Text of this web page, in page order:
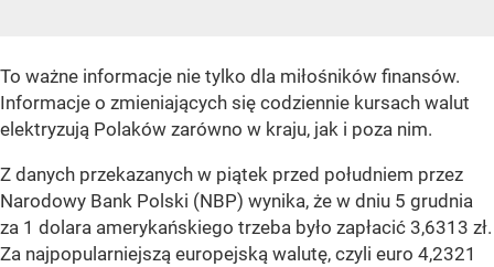
To ważne informacje nie tylko dla miłośników finansów.
Informacje o zmieniających się codziennie kursach walut
elektryzują Polaków zarówno w kraju, jak i poza nim.
Z danych przekazanych w piątek przed południem przez
Narodowy Bank Polski (NBP) wynika, że w dniu 5 grudnia
za 1 dolara amerykańskiego trzeba było zapłacić 3,6313 zł.
Za najpopularniejszą europejską walutę, czyli euro 4,2321